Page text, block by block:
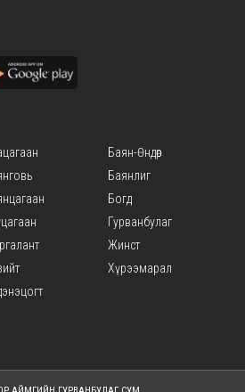
Баян-Өндөр
Баянлиг
Богд
Гурванбулаг
Жинст
Хүрээмарал